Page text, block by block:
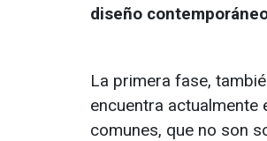
diseño
La primera fase,
encuentra
comunes, que no son